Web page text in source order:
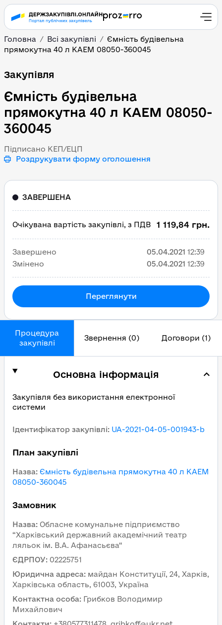
Головна Всі закупівлі
Ємність будівельна
прямокутна 40 л КАЕМ 08050-360045
Ємність будівельна
Закупівля
Ємність будівельна
прямокутна 40 л КАЕМ 08050-
360045
Підписано КЕП/ЕЦП
Роздрукувати форму оголошення
Процедура
закупівлі
Звернення (0) Договори (1)
Основна інформація
Закупівля без використання електронної
системи
Ідентифікатор закупівлі: UA-2021-04-05-001943-b
План закупівлі
Назва: Ємність будівельна прямокутна 40 л КАЕМ
08050-360045
Замовник
Назва: Обласне комунальне підприємство
“Харківський державний академічний театр
ляльок ім. В.А. Афанасьєва“
ЄДРПОУ: 02225751
Юридична адреса: майдан Конституції, 24, Харків,
Харківська область, 61003, Україна
Контактна особа: Грибков Володимир
Михайлович
ЗАВЕРШЕНА
Очікувана вартість закупівлі, з ПДВ 1 119,84 грн.
Завершено 05.04.2021 12:39
Змінено
05.04.2021 12:39
Переглянути